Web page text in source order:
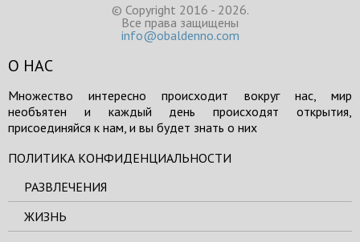
© Copyright 2016 - 2026.
Все права защищены
info@obaldenno.com
О НАС
Множество интересно происходит вокруг нас, мир
необъятен и каждый день происходят открытия,
присоединяйся к нам, и вы будет знать о них
ПОЛИТИКА КОНФИДЕНЦИАЛЬНОСТИ
РАЗВЛЕЧЕНИЯ
ЖИЗНЬ